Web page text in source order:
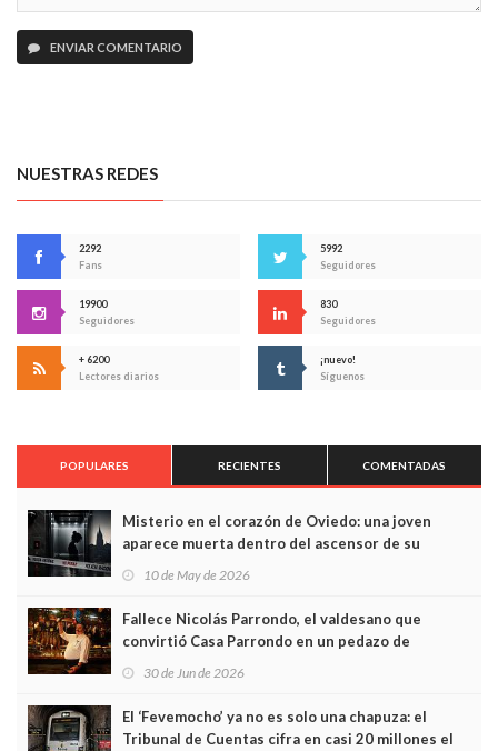
ENVIAR COMENTARIO
NUESTRAS REDES
2292
Fans
5992
Seguidores
19900
Seguidores
830
Seguidores
+ 6200
Lectores diarios
¡nuevo!
Síguenos
POPULARES RECIENTES COMENTADAS
Misterio en el corazón de Oviedo: una joven
aparece muerta dentro del ascensor de su
edificio y las cámaras captan sus últimos minutos
10 de May de 2026
Fallece Nicolás Parrondo, el valdesano que
convirtió Casa Parrondo en un pedazo de
Asturias en Madrid
30 de Jun de 2026
El ‘Fevemocho’ ya no es solo una chapuza: el
Tribunal de Cuentas cifra en casi 20 millones el